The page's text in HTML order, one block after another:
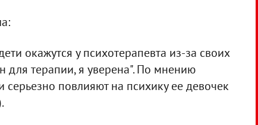
окажутся у психотерапевта из-за своих
для терапии, я уверена". По мнению
повлияют на психику ее девочек